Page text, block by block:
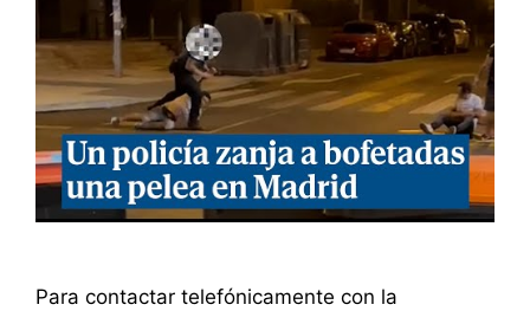
Para contactar telefónicamente con la